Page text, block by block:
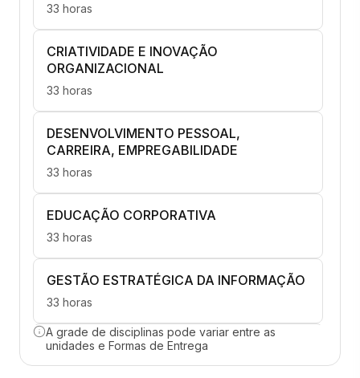
33 horas
CRIATIVIDADE E INOVAÇÃO
ORGANIZACIONAL
33 horas
DESENVOLVIMENTO PESSOAL,
CARREIRA, EMPREGABILIDADE
33 horas
EDUCAÇÃO CORPORATIVA
33 horas
GESTÃO ESTRATÉGICA DA INFORMAÇÃO
33 horas
NEGOCIAÇÃO E GERENCIAMENTO DE
CONFLITOS
A grade de disciplinas pode variar entre as
unidades e Formas de Entrega